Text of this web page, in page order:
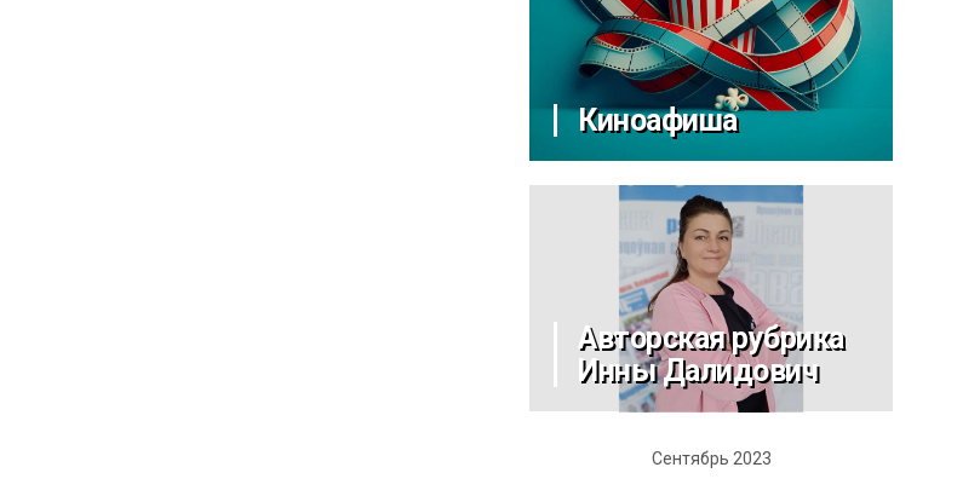
Киноафиша
Авторская рубрика
Инны Далидович
Сентябрь 2023